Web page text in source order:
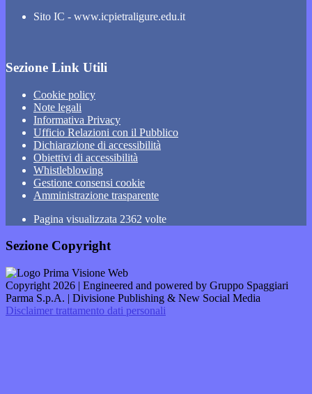
Sito IC - www.icpietraligure.edu.it
Sezione Link Utili
Cookie policy
Note legali
Informativa Privacy
Ufficio Relazioni con il Pubblico
Dichiarazione di accessibilità
Obiettivi di accessibilità
Whistleblowing
Gestione consensi cookie
Amministrazione trasparente
Pagina visualizzata 2362 volte
Sezione Copyright
Copyright 2026 | Engineered and powered by Gruppo Spaggiari
Parma S.p.A. | Divisione Publishing & New Social Media
Disclaimer trattamento dati personali